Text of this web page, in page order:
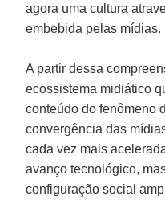
agora uma cultura
embebida pelas mídias.
A partir dessa
ecossistema midiático
conteúdo do fenômeno
convergência das
cada vez mais
avanço tecnológico,
configuração social